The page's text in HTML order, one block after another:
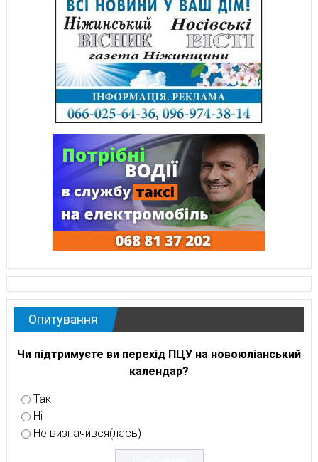
Опитування
Чи підтримуєте ви перехід ПЦУ на новоюліанський
календар?
Так
Ні
Не визначився(лась)